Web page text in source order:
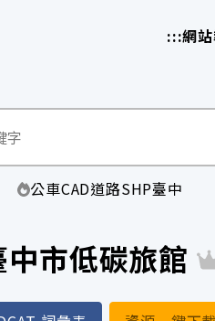
:::網
公車CAD道路SHP臺中
中市低碳旅館